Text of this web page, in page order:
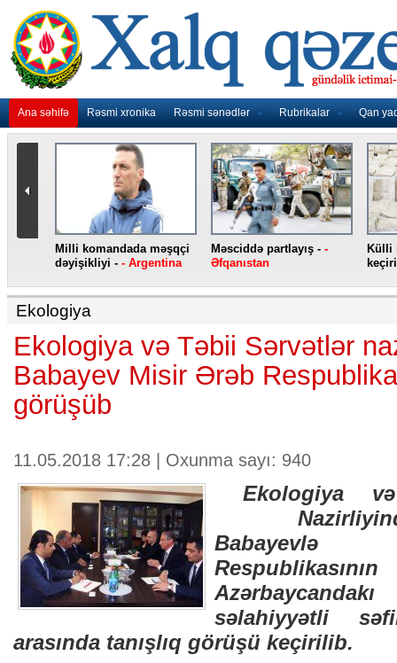
Ana səhifə Rəsmi xronika Rəsmi sənədlər Rubrikalar Qan
Milli komandada məşqçi
dəyişikliyi - - Argentina
Məsciddə partlayış - -
Əfqanıstan
Külli
Ekologiya
Ekologiya və Təbii Sərvətlər
Babayev Misir Ərəb
görüşüb
11.05.2018 17:28 | Oxunma sayı: 940
Ekologiya
səlahiyyətli
arasında tanışlıq görüşü keçirilib.